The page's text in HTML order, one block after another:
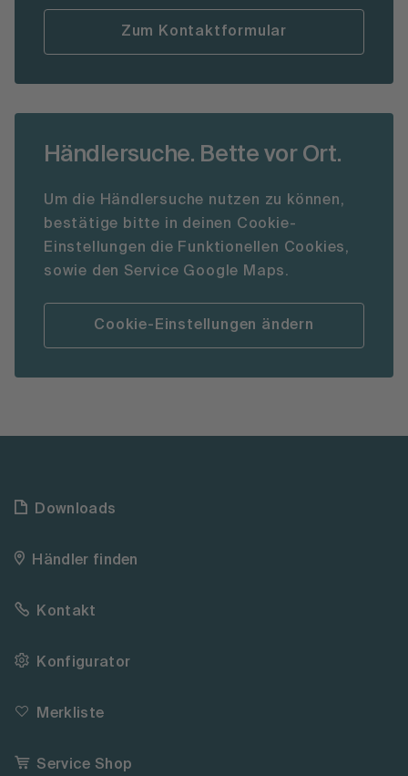
Zum Kontaktformular
Händlersuche. Bette vor Ort.
Um die Händlersuche nutzen zu können,
bestätige bitte in deinen Cookie-
Einstellungen die Funktionellen Cookies,
sowie den Service Google Maps.
Cookie-Einstellungen ändern
Downloads
Händler finden
Kontakt
Konfigurator
Merkliste
Service Shop